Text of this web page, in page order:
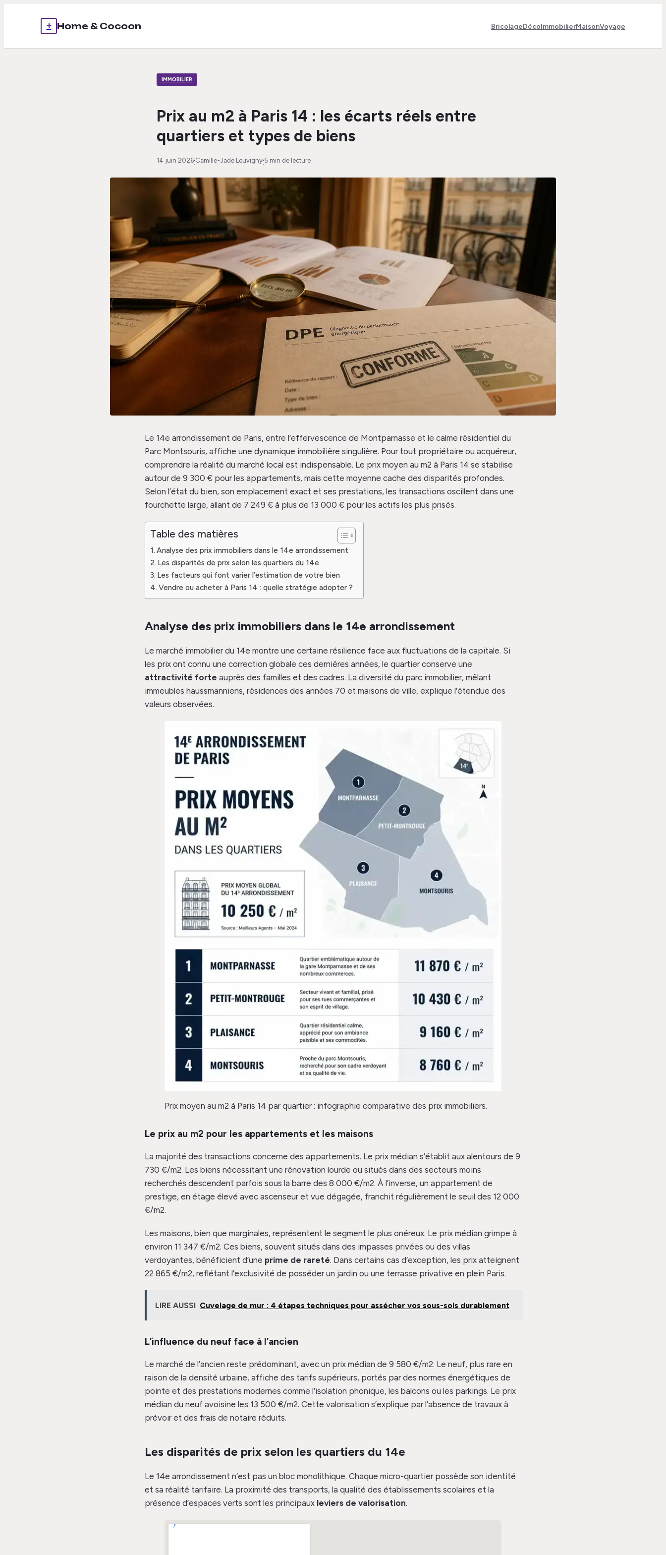
+ Home & Cocoon BricolageDécoImmobilierMaisonVoyage
IMMOBILIER
Prix au m2 à Paris 14 : les écarts réels entre
quartiers et types de biens
14 juin 2026
·
Camille-Jade Louvigny
·
5 min de lecture
Le 14e arrondissement de Paris, entre l’effervescence de Montparnasse et le calme résidentiel du
Parc Montsouris, affiche une dynamique immobilière singulière. Pour tout propriétaire ou acquéreur,
comprendre la réalité du marché local est indispensable. Le prix moyen au m2 à Paris 14 se stabilise
autour de 9 300 € pour les appartements, mais cette moyenne cache des disparités profondes.
Selon l’état du bien, son emplacement exact et ses prestations, les transactions oscillent dans une
fourchette large, allant de 7 249 € à plus de 13 000 € pour les actifs les plus prisés.
Table des matières
Analyse des prix immobiliers dans le 14e arrondissement
Les disparités de prix selon les quartiers du 14e
Les facteurs qui font varier l’estimation de votre bien
Vendre ou acheter à Paris 14 : quelle stratégie adopter ?
Analyse des prix immobiliers dans le 14e arrondissement
Le marché immobilier du 14e montre une certaine résilience face aux fluctuations de la capitale. Si
les prix ont connu une correction globale ces dernières années, le quartier conserve une
attractivité forte auprès des familles et des cadres. La diversité du parc immobilier, mêlant
immeubles haussmanniens, résidences des années 70 et maisons de ville, explique l’étendue des
valeurs observées.
Prix moyen au m2 à Paris 14 par quartier : infographie comparative des prix immobiliers.
Le prix au m2 pour les appartements et les maisons
La majorité des transactions concerne des appartements. Le prix médian s’établit aux alentours de 9
730 €/m2. Les biens nécessitant une rénovation lourde ou situés dans des secteurs moins
recherchés descendent parfois sous la barre des 8 000 €/m2. À l’inverse, un appartement de
prestige, en étage élevé avec ascenseur et vue dégagée, franchit régulièrement le seuil des 12 000
€/m2.
Les maisons, bien que marginales, représentent le segment le plus onéreux. Le prix médian grimpe à
environ 11 347 €/m2. Ces biens, souvent situés dans des impasses privées ou des villas
verdoyantes, bénéficient d’une prime de rareté. Dans certains cas d’exception, les prix atteignent
22 865 €/m2, reflétant l’exclusivité de posséder un jardin ou une terrasse privative en plein Paris.
LIRE AUSSI Cuvelage de mur : 4 étapes techniques pour assécher vos sous-sols durablement
L’influence du neuf face à l’ancien
Le marché de l’ancien reste prédominant, avec un prix médian de 9 580 €/m2. Le neuf, plus rare en
raison de la densité urbaine, affiche des tarifs supérieurs, portés par des normes énergétiques de
pointe et des prestations modernes comme l’isolation phonique, les balcons ou les parkings. Le prix
médian du neuf avoisine les 13 500 €/m2. Cette valorisation s’explique par l’absence de travaux à
prévoir et des frais de notaire réduits.
Les disparités de prix selon les quartiers du 14e
Le 14e arrondissement n’est pas un bloc monolithique. Chaque micro-quartier possède son identité
et sa réalité tarifaire. La proximité des transports, la qualité des établissements scolaires et la
présence d’espaces verts sont les principaux leviers de valorisation.